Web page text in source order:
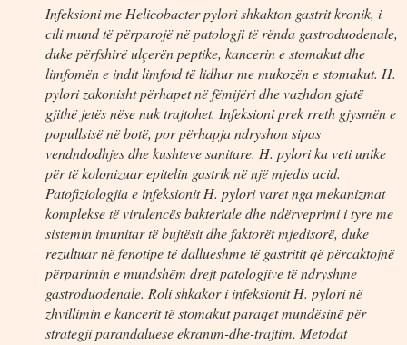
Infeksioni me Helicobacter pylori shkakton gastrit kronik, i
cili mund të përparojë në patologji të rënda gastroduodenale,
duke përfshirë ulçerën peptike, kancerin e stomakut dhe
limfomën e indit limfoid të lidhur me mukozën e stomakut. H.
pylori zakonisht përhapet në fëmijëri dhe vazhdon gjatë
gjithë jetës nëse nuk trajtohet. Infeksioni prek rreth gjysmën e
popullsisë në botë, por përhapja ndryshon sipas
vendndodhjes dhe kushteve sanitare. H. pylori ka veti unike
për të kolonizuar epitelin gastrik në një mjedis acid.
Patofiziologjia e infeksionit H. pylori varet nga mekanizmat
komplekse të virulencës bakteriale dhe ndërveprimi i tyre me
sistemin imunitar të bujtësit dhe faktorët mjedisorë, duke
rezultuar në fenotipe të dallueshme të gastritit që përcaktojnë
përparimin e mundshëm drejt patologjive të ndryshme
gastroduodenale. Roli shkakor i infeksionit H. pylori në
zhvillimin e kancerit të stomakut paraqet mundësinë për
strategji parandaluese ekranim-dhe-trajtim. Metodat